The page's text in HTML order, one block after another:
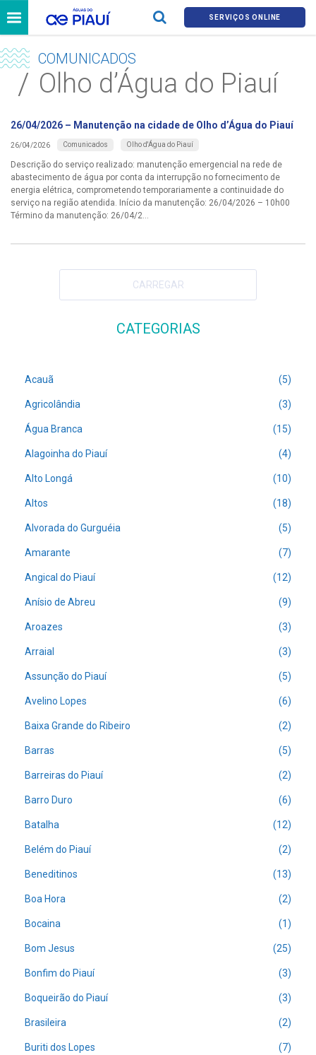
SERVIÇOS ONLINE
COMUNICADOS
Olho d’Água do Piauí
26/04/2026 – Manutenção na cidade de Olho d’Água do Piauí
26/04/2026 Comunicados Olho d'Água do Piauí
Descrição do serviço realizado: manutenção emergencial na rede de
abastecimento de água por conta da interrupção no fornecimento de
energia elétrica, comprometendo temporariamente a continuidade do
serviço na região atendida. Início da manutenção: 26/04/2026 – 10h00
Término da manutenção: 26/04/2...
CARREGAR
CATEGORIAS
Acauã (5)
Agricolândia (3)
Água Branca (15)
Alagoinha do Piauí (4)
Alto Longá (10)
Altos (18)
Alvorada do Gurguéia (5)
Amarante (7)
Angical do Piauí (12)
Anísio de Abreu (9)
Aroazes (3)
Arraial (3)
Assunção do Piauí (5)
Avelino Lopes (6)
Baixa Grande do Ribeiro (2)
Barras (5)
Barreiras do Piauí (2)
Barro Duro (6)
Batalha (12)
Belém do Piauí (2)
Beneditinos (13)
Boa Hora (2)
Bocaina (1)
Bom Jesus (25)
Bonfim do Piauí (3)
Boqueirão do Piauí (3)
Brasileira (2)
Buriti dos Lopes (7)